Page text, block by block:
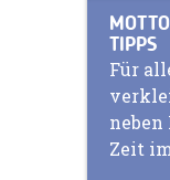
TIPPS
Für
Zeit